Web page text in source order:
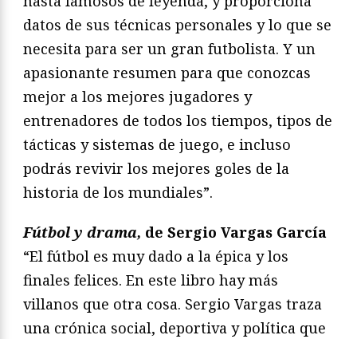
datos de sus técnicas personales y lo que se
necesita para ser un gran futbolista. Y un
apasionante resumen para que conozcas
mejor a los mejores jugadores y
entrenadores de todos los tiempos, tipos de
tácticas y sistemas de juego, e incluso
podrás revivir los mejores goles de la
historia de los mundiales”.
Fútbol y drama, de Sergio Vargas García
“El fútbol es muy dado a la épica y los
finales felices. En este libro hay más
villanos que otra cosa. Sergio Vargas traza
una crónica social, deportiva y política que